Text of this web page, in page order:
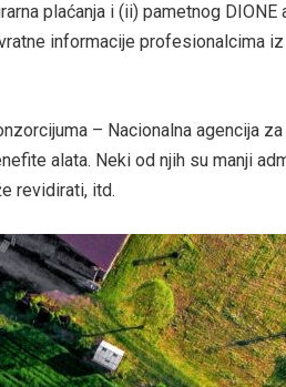
plaćanja i (ii) pametnog
informacije profesionalcima
– Nacionalna agencija
alata. Neki od njih su manji
revidirati, itd.